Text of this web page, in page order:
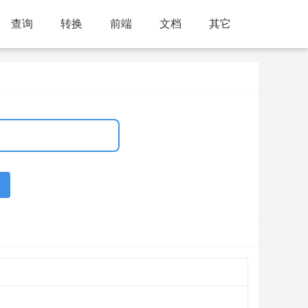
查询 转换 前端 文档 其它